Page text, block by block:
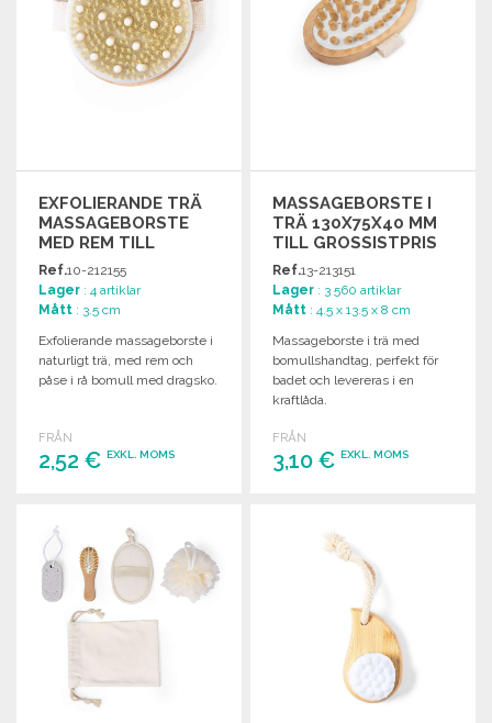
EXFOLIERANDE TRÄ
MASSAGEBORSTE
MED REM TILL
GROSSISTPRIS
Ref.10-212155
Lager : 4 artiklar
Mått : 3.5 cm
Exfolierande massageborste i
naturligt trä, med rem och
påse i rå bomull med dragsko.
FRÅN
2,52 € EXKL. MOMS
Begär offert
MASSAGEBORSTE I
TRÄ 130X75X40 MM
TILL GROSSISTPRIS
Ref.13-213151
Lager : 3 560 artiklar
Mått : 4.5 x 13.5 x 8 cm
Massageborste i trä med
bomullshandtag, perfekt för
badet och levereras i en
kraftlåda.
FRÅN
3,10 €EXKL. MOMS
Begär offert